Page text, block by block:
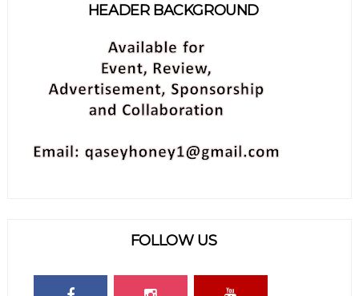
HEADER BACKGROUND
FOLLOW US